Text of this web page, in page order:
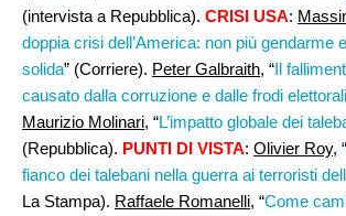
(intervista a Repubblica). CRISI USA:
doppia crisi dell’America: non più gendarme
solida” (Corriere). Peter Galbraith, “Il
causato dalla corruzione e dalle frodi elettorali
Maurizio Molinari, “L’impatto globale dei
(Repubblica). PUNTI DI VISTA: Olivier Roy, “
fianco dei talebani nella guerra ai terroristi
La Stampa). Raffaele Romanelli, “Come